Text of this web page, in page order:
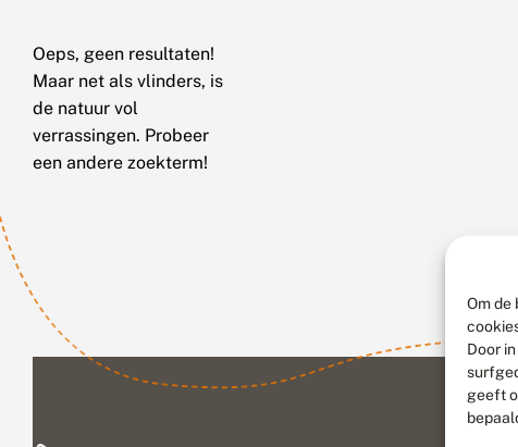
Om de
Door
geeft
Oeps, geen resultaten!
Maar net als vlinders, is
de natuur vol
verrassingen. Probeer
een andere zoekterm!